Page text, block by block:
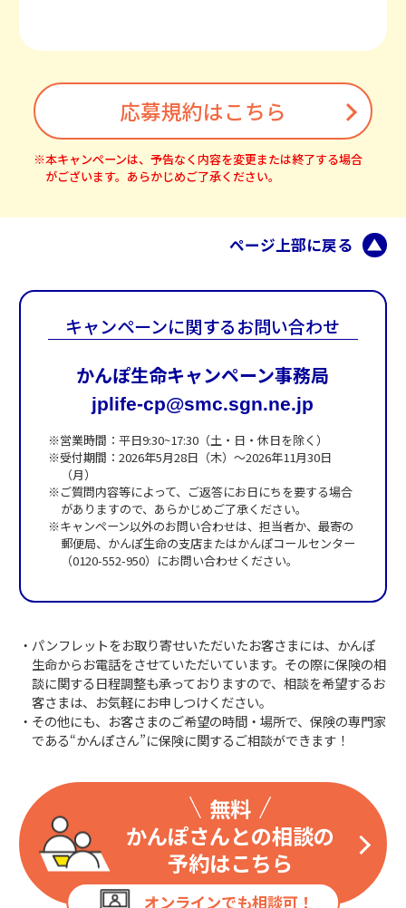
応募規約はこちら
※本キャンペーンは、予告なく内容を変更または終了する場合
がございます。 あらかじめご了承ください。
ページ上部に戻る
キャンペーンに関するお問い合わせ
かんぽ生命キャンペーン事務局
jplife-cp@smc.sgn.ne.jp
※営業時間：平日9:30~17:30（土・日・休日を除く）
※受付期間：2026年5月28日（木）～2026年11月30日
（月）
※ご質問内容等によって、ご返答にお日にちを要する場合
がありますので、あらかじめご了承ください。
※キャンペーン以外のお問い合わせは、担当者か、最寄の
郵便局、かんぽ生命の支店またはかんぽコールセンター
（0120-552-950）にお問い合わせください。
・パンフレットをお取り寄せいただいたお客さまには、かんぽ
生命からお電話をさせていただいています。その際に保険の相
談に関する日程調整も承っておりますので、相談を希望するお
客さまは、お気軽にお申しつけください。
・その他にも、お客さまのご希望の時間・場所で、保険の専門家
である“かんぽさん”に保険に関するご相談ができます！
無料
かんぽさんとの相談の
予約はこちら
オンラインでも相談可！